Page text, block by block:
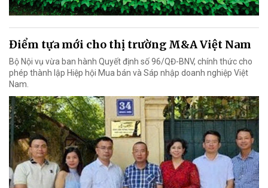
Điểm tựa mới cho thị trường M&A Việt Nam
Bộ Nội vụ vừa ban hành Quyết định số 96/QĐ-BNV, chính thức cho
phép thành lập Hiệp hội Mua bán và Sáp nhập doanh nghiệp Việt
Nam.